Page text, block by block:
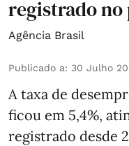
registrado
Agência Brasil
Publicado a: 30 Julho
A taxa de
ficou em 5,4%,
registrado desde